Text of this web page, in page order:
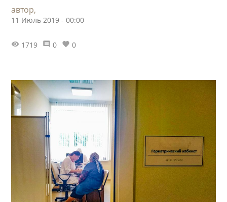
автор,
11 Июль 2019 - 00:00
1719 0 0